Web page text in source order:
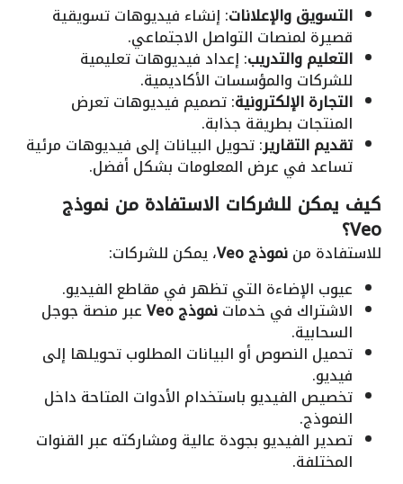
التسويق والإعلانات: إنشاء فيديوهات تسويقية
قصيرة لمنصات التواصل الاجتماعي.
التعليم والتدريب: إعداد فيديوهات تعليمية
للشركات والمؤسسات الأكاديمية.
التجارة الإلكترونية: تصميم فيديوهات تعرض
المنتجات بطريقة جذابة.
تقديم التقارير: تحويل البيانات إلى فيديوهات مرئية
تساعد في عرض المعلومات بشكل أفضل.
كيف يمكن للشركات الاستفادة من نموذج
Veo؟
للاستفادة مننموذج Veo
، يمكن للشركات:
عيوب الإضاءة التي تظهر في مقاطع الفيديو.
الاشتراك في خدماتنموذج Veo عبر منصة جوجل
السحابية.
تحميل النصوص أو البيانات المطلوب تحويلها إلى
فيديو.
تخصيص الفيديو باستخدام الأدوات المتاحة داخل
النموذج.
تصدير الفيديو بجودة عالية ومشاركته عبر القنوات
المختلفة.